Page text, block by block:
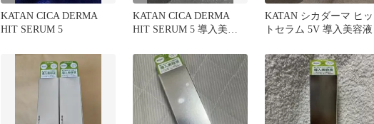
KATAN CICA DERMA
HIT SERUM 5
KATAN CICA DERMA
HIT SERUM 5 導入美容
KATAN シカダーマ ヒッ
トセラム 5V 導入美容液